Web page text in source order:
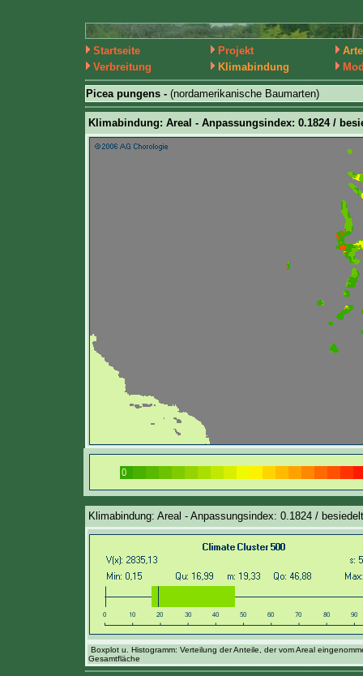
Startseite Projekt
Verbreitung
Klimabindung
Picea pungens - (nordamerikanische Baumarten)
Klimabindung: Areal - Anpassungsindex: 0.1824 /
Klimabindung: Areal - Anpassungsindex: 0.1824 /
Boxplot u. Histogramm: Verteilung der Anteile, der vom Areal
Gesamtfläche